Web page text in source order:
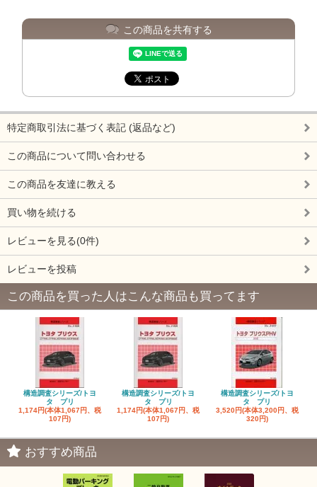
この商品を共有する
特定商取引法に基づく表記 (返品など)
この商品について問い合わせる
この商品を友達に教える
買い物を続ける
レビューを見る(0件)
レビューを投稿
この商品を買った人はこんな商品も買ってます
構造調査シリーズ/トヨ
タ プリ
1,174円(本体1,067円、税
107円)
構造調査シリーズ/トヨ
タ プリ
1,174円(本体1,067円、税
107円)
構造調査シリーズ/トヨ
タ プリ
3,520円(本体3,200円、税
320円)
おすすめ商品